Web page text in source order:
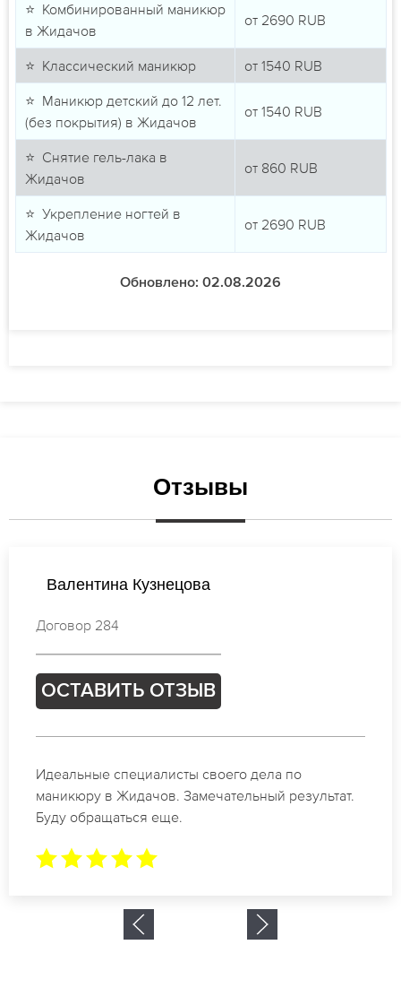
⭐ Комбинированный маникюр
в Жидачов
от 2690 RUB
⭐ Классический маникюр от 1540 RUB
⭐ Маникюр детский до 12 лет.
(без покрытия) в Жидачов
от 1540 RUB
⭐ Снятие гель-лака в
Жидачов
от 860 RUB
⭐ Укрепление ногтей в
Жидачов
от 2690 RUB
Обновлено: 02.08.2026
Отзывы
Валентина Михайлова
Договор 867
ОСТАВИТЬ ОТЗЫВ
Спасибо огромное. Заказывала маникюр на день
рождение в Жидачов. За 1.5 часа все было
готово.